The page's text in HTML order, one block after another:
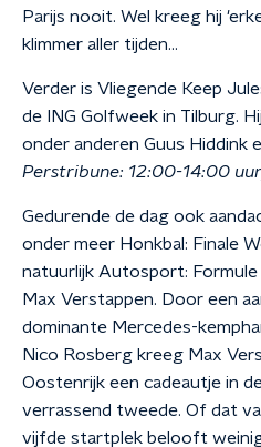
Parijs nooit. Wel kreeg hij
klimmer aller tijden...
Verder is Vliegende Keep
de ING Golfweek in Tilburg.
onder anderen Guus Hiddink
Perstribune: 12:00-14:00
Gedurende de dag ook
onder meer Honkbal: Finale
natuurlijk Autosport:
Max Verstappen. Door een
dominante Mercedes-
Nico Rosberg kreeg Max
Oostenrijk een cadeautje in
verrassend tweede. Of dat
vijfde startplek belooft